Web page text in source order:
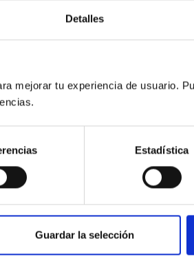
Detalles
mejorar tu experiencia de usuario.
Estadística
Guardar la selección